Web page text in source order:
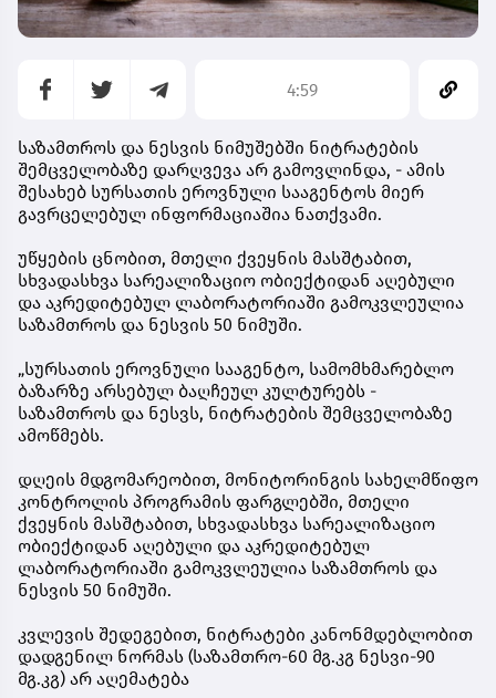
4:59
საზამთროს და ნესვის ნიმუშებში ნიტრატების
შემცველობაზე დარღვევა არ გამოვლინდა, - ამის
შესახებ სურსათის ეროვნული სააგენტოს მიერ
გავრცელებულ ინფორმაციაშია ნათქვამი.
უწყების ცნობით, მთელი ქვეყნის მასშტაბით,
სხვადასხვა სარეალიზაციო ობიექტიდან აღებული
და აკრედიტებულ ლაბორატორიაში გამოკვლეულია
საზამთროს და ნესვის 50 ნიმუში.
„სურსათის ეროვნული სააგენტო, სამომხმარებლო
ბაზარზე არსებულ ბაღჩეულ კულტურებს -
საზამთროს და ნესვს, ნიტრატების შემცველობაზე
ამოწმებს.
დღეის მდგომარეობით, მონიტორინგის სახელმწიფო
კონტროლის პროგრამის ფარგლებში, მთელი
ქვეყნის მასშტაბით, სხვადასხვა სარეალიზაციო
ობიექტიდან აღებული და აკრედიტებულ
ლაბორატორიაში გამოკვლეულია საზამთროს და
ნესვის 50 ნიმუში.
კვლევის შედეგებით, ნიტრატები კანონმდებლობით
დადგენილ ნორმას (საზამთრო-60 მგ.კგ ნესვი-90
მგ.კგ) არ აღემატება